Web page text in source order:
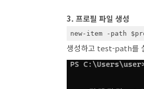
3. 프로필 파일 생성
new-item -path
생성하고 test-path를